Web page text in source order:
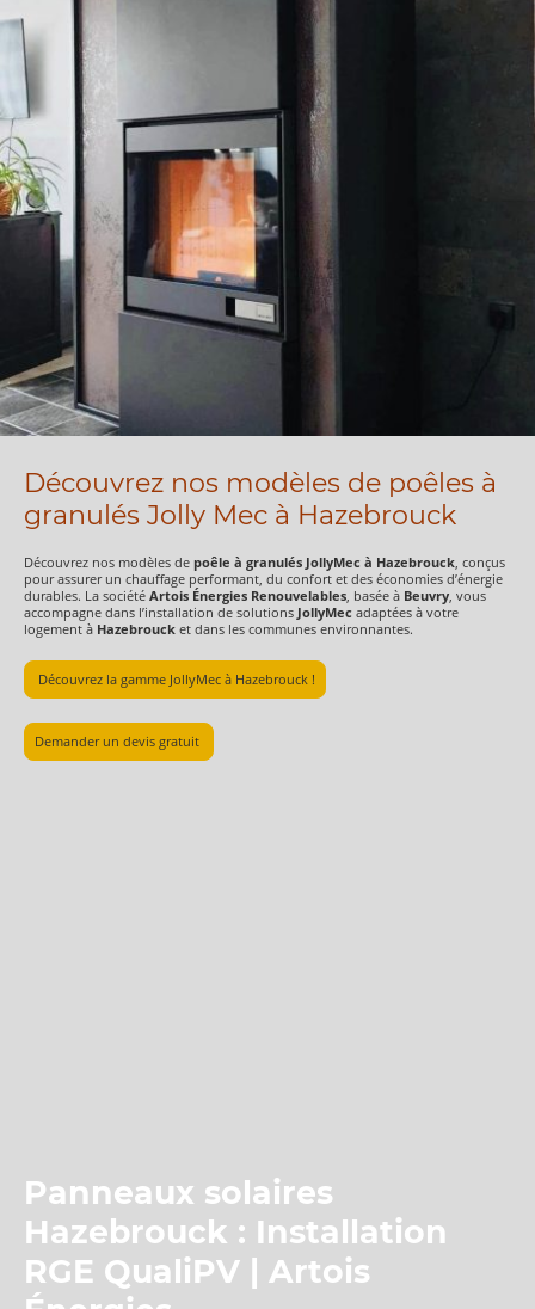
Découvrez nos modèles de poêles à
granulés Jolly Mec à Hazebrouck
Découvrez nos modèles de poêle à granulés JollyMec à Hazebrouck, conçus
pour assurer un chauffage performant, du confort et des économies d’énergie
durables. La société Artois Énergies Renouvelables, basée à Beuvry, vous
accompagne dans l’installation de solutions JollyMec adaptées à votre
logement à Hazebrouck et dans les communes environnantes.
Découvrez la gamme JollyMec à Hazebrouck !
Demander un devis gratuit
Panneaux solaires
Hazebrouck : Installation
RGE QualiPV | Artois